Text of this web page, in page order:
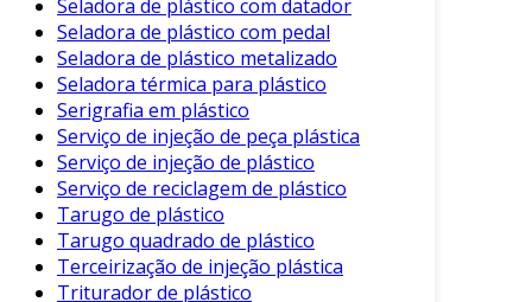
Filtros e membranas: Geralmente
aplicada em aparelhos de filtragem e
separação.
A Sustentabilidade do Plástico PET
Em um mundo cada vez mais preocupado com a
sustentabilidade, o PET tem um papel vital. Seu
processo de reciclagem é amplamente
desenvolvido e eficiente. Produtos reciclados a
partir de PET, como fibras para roupas e novos
Seladora de plástico com datador
Seladora de plástico com pedal
Seladora de plástico metalizado
Seladora térmica para plástico
Serigrafia em plástico
Serviço de injeção de peça plástica
Serviço de injeção de plástico
Serviço de reciclagem de plástico
Tarugo de plástico
Tarugo quadrado de plástico
Terceirização de injeção plástica
Triturador de plástico